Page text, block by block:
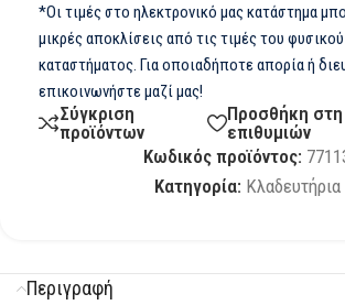
*Οι τιμές στο ηλεκτρονικό μας κατάστημα
μικρές αποκλίσεις από τις τιμές του
καταστήματος. Για οποιαδήποτε απορία ή
επικοινωνήστε μαζί μας!
Σύγκριση
προϊόντων
Προσθήκη στη
επιθυμιών
Κωδικός προϊόντος:
Κατηγορία: Κλαδευτήρια
Περιγραφή